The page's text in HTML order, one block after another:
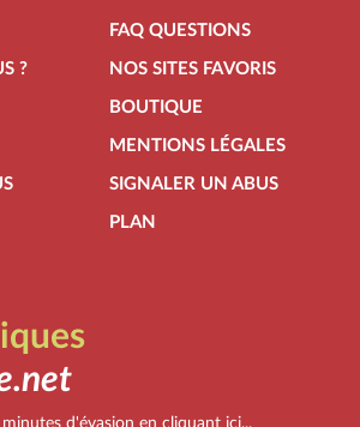
?
FAQ QUESTIONS
NOS SITES FAVORIS
BOUTIQUE
MENTIONS LÉGALES
SIGNALER UN ABUS
PLAN
d'évasion en cliquant ici...